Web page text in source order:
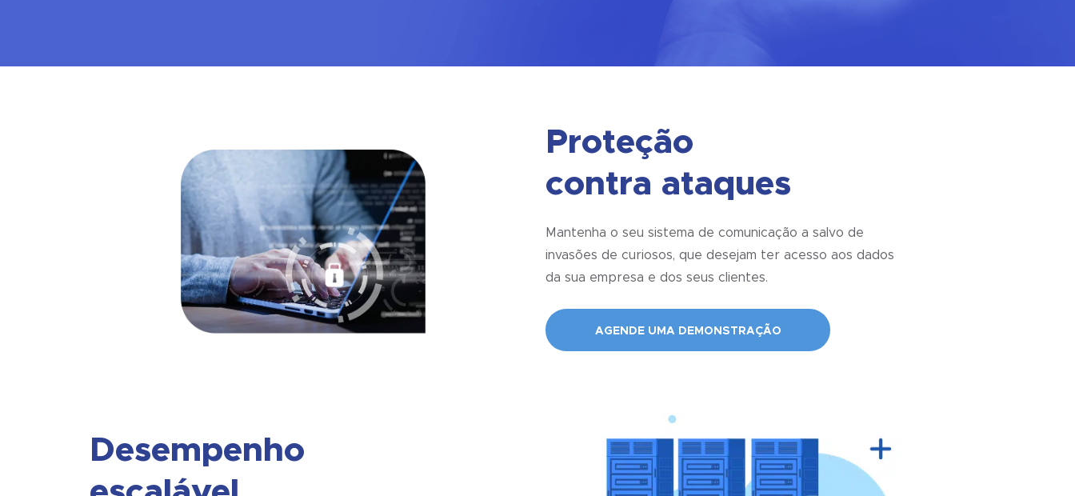
Proteção
contra ataques
Mantenha o seu sistema de comunicação a salvo de
invasões de curiosos, que desejam ter acesso aos dados
da sua empresa e dos seus clientes.
AGENDE UMA DEMONSTRAÇÃO
Desempenho